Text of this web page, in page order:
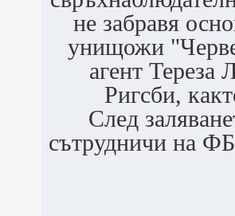
не забравя
унищожи
агент Тереза
Ригсби,
След
сътрудничи на